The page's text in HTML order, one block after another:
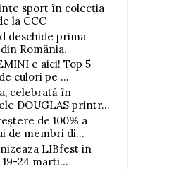
sport în colecția
la CCC
deschide prima
România.
e aici! Top 5
culori pe ...
celebrată în
DOUGLAS printr...
de 100% a
de membri di...
LIBfest in
24 marti...